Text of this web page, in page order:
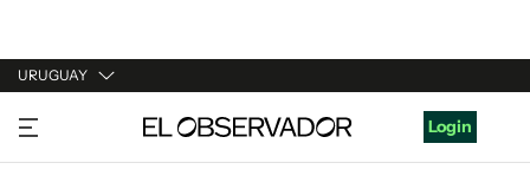
URUGUAY
URUGUAY
ARGENTINA
Login